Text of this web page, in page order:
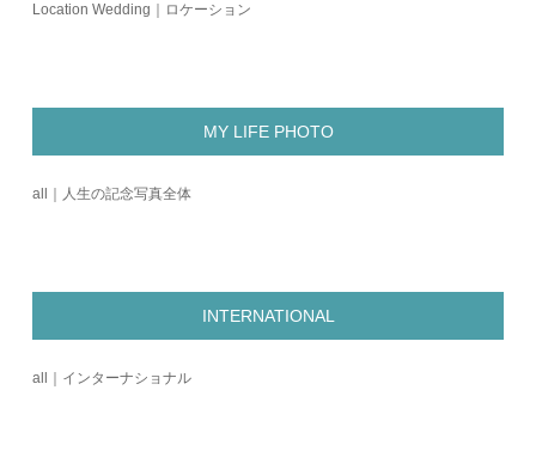
Location Wedding｜ロケーション
MY LIFE PHOTO
all｜人生の記念写真全体
INTERNATIONAL
all｜インターナショナル